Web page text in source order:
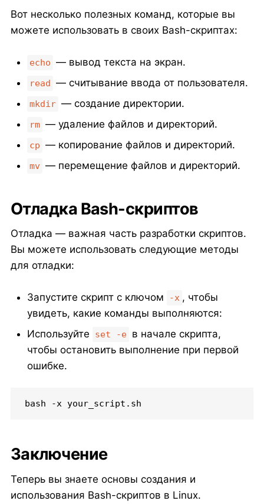
Вот несколько полезных команд, которые вы
можете использовать в своих Bash-скриптах:
echo — вывод текста на экран.
read — считывание ввода от пользователя.
mkdir — создание директории.
rm — удаление файлов и директорий.
cp — копирование файлов и директорий.
mv — перемещение файлов и директорий.
Отладка Bash-скриптов
Отладка — важная часть разработки скриптов.
Вы можете использовать следующие методы
для отладки:
Запустите скрипт с ключом -x , чтобы
увидеть, какие команды выполняются:
Используйте
set -e в начале скрипта,
чтобы остановить выполнение при первой
ошибке.
bash -x your_script.sh
Заключение
Теперь вы знаете основы создания и
использования Bash-скриптов в Linux.